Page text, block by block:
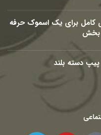
کامل برای یک اسموک حرفه
بخش
دسته بلند